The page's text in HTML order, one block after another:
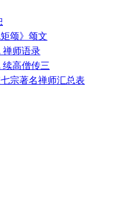
颂》颂文
禅师语录
续高僧传三
宗著名禅师汇总表